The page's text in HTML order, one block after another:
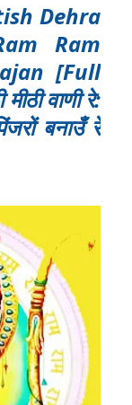
Dehra
Ram
[Full
वाणी रे:
बनाउँ रे